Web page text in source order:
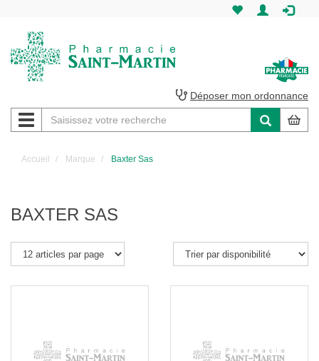
Martin
Pharmacie
Déposer mon ordonnance
Navigation
Accueil Marque Baxter Sas
BAXTER SAS